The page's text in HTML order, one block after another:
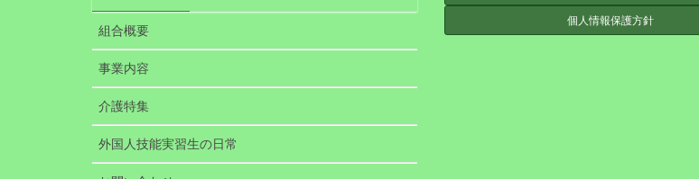
組合概要
事業内容
介護特集
外国人技能実習生の日常
個人情報保護方針